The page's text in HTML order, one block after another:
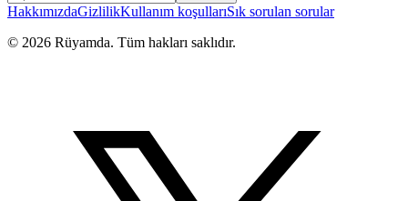
HakkımızdaGizlilikKullanım koşullarıSık sorulan sorular
© 2026 Rüyamda. Tüm hakları saklıdır.